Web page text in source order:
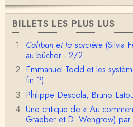
anne hebrard
Bonjour, peut-on trouver
ain Testart de 2009,
Claude Julien
Bonjour Monsieur,Récent
ens de lire votre dernière
Anonymous
1° Le message subliminal
ma évolutif des sociétés,
BILLETS LES PLUS LUS
Caliban et la sorcière(Silvia
au bûcher - 2/2
Emmanuel Todd et les
fin ?)
Philippe Descola, Bruno
Une critique de « Au
Graeber et D. Wengrow) par